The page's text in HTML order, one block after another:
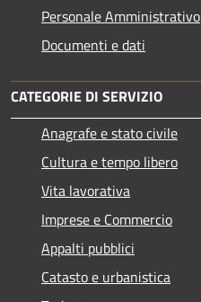
Personale Amministrativo
Documenti e dati
CATEGORIE DI SERVIZIO
Anagrafe e stato civile
Cultura e tempo libero
Vita lavorativa
Imprese e Commercio
Appalti pubblici
Catasto e urbanistica